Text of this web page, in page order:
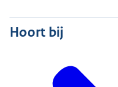
Hoort bij